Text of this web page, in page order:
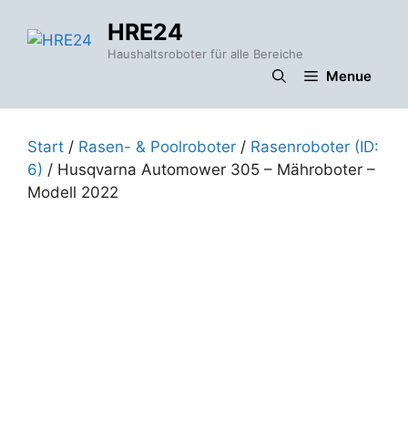
Inhalt
HRE24
Haushaltsroboter für alle Bereiche
Menue
Start / Rasen- & Poolroboter / Rasenroboter (ID:
6) / Husqvarna Automower 305 – Mähroboter –
Modell 2022